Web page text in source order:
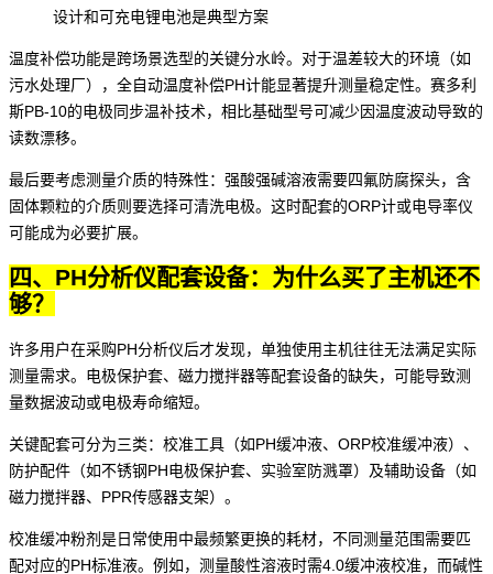
设计和可充电锂电池是典型方案
温度补偿功能是跨场景选型的关键分水岭。对于温差较大的环境（如
污水处理厂）， 全自动温度补偿PH计能显著提升测量稳定性。赛多利
斯PB-10的电极同步温补技术，相比基础型号可减少因温度波动导致的
读数漂移。
最后要考虑测量介质的特殊性：强酸强碱溶液需要四氟防腐探头，含
固体颗粒的介质则要选择可清洗电极。这时配套的ORP计或电导率仪
可能成为必要扩展。
四、PH分析仪配套设备：为什么买了主机还不
够？
许多用户在采购PH分析仪后才发现，单独使用主机往往无法满足实际
测量需求。电极保护套、磁力搅拌器等配套设备的缺失，可能导致测
量数据波动或电极寿命缩短。
关键配套可分为三类：校准工具（如PH缓冲液、 ORP校准缓冲液）、
防护配件（如不锈钢PH电极保护套、 实验室防溅罩）及辅助设备（如
磁力搅拌器、 PPR传感器支架）。
校准缓冲粉剂是日常使用中最频繁更换的耗材，不同测量范围需要匹
配对应的PH标准液。例如，测量酸性溶液时需4.0缓冲液校准，而碱性